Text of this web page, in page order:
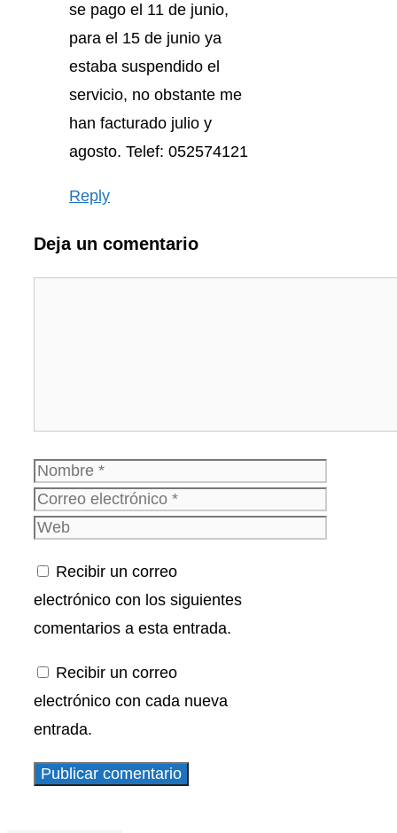
se pago el 11 de junio,
para el 15 de junio ya
estaba suspendido el
servicio, no obstante me
han facturado julio y
agosto. Telef: 052574121
Reply
Deja un comentario
Nombre
Correo
electrónico
Web
Recibir un correo
electrónico con los siguientes
comentarios a esta entrada.
Recibir un correo
electrónico con cada nueva
entrada.